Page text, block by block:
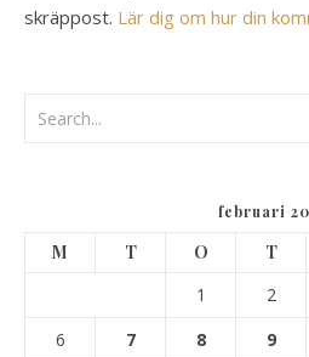
skräppost. Lär dig om hur din
februari
M T O T
1
2
6
7 8 9